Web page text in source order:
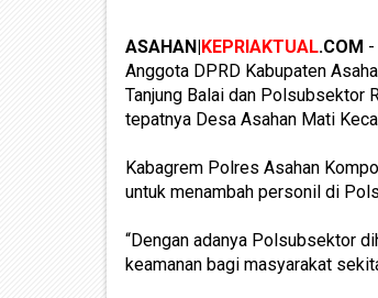
ASAHAN|KEPRIAKTUAL.COM -
Anggota DPRD Kabupaten
Tanjung Balai dan Polsubsektor
tepatnya Desa Asahan Mati
Kabagrem Polres Asahan
untuk menambah personil di
“Dengan adanya Polsubsektor
keamanan bagi masyarakat